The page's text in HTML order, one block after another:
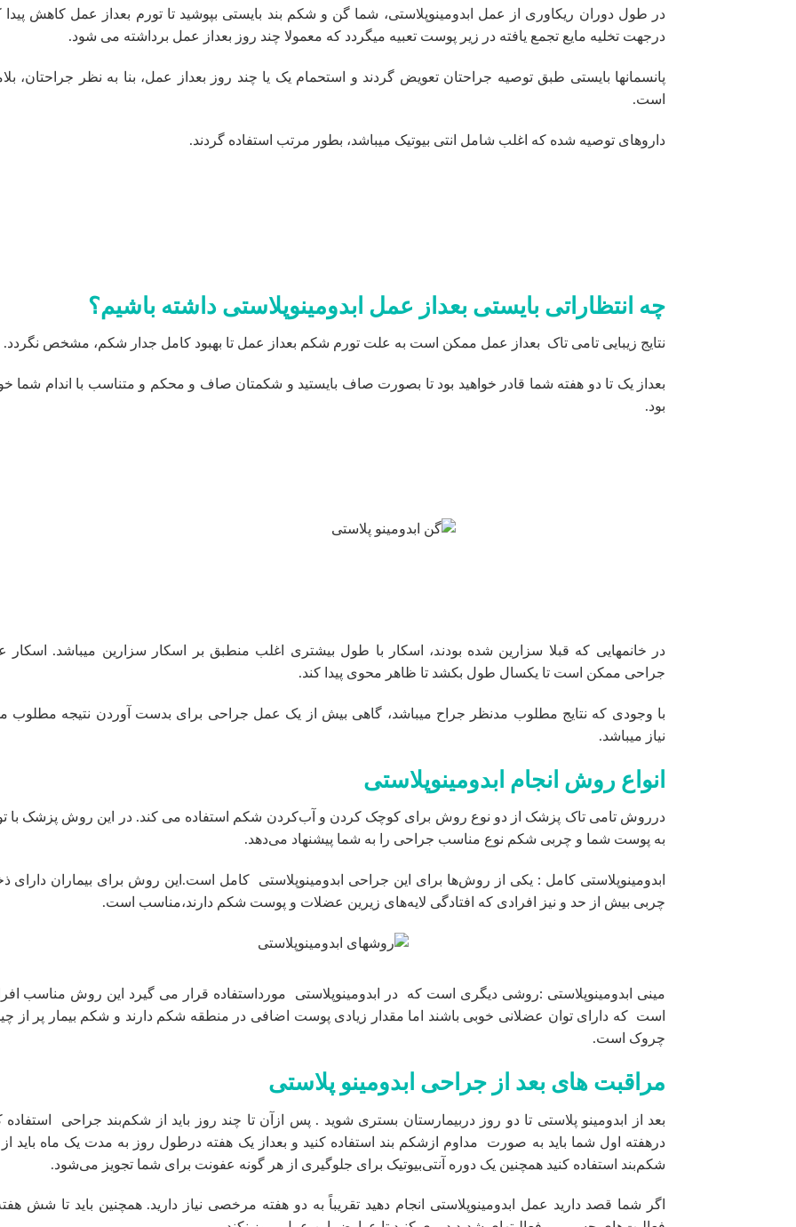
در طول دوران ریکاوری از عمل ابدومینوپلاستی، شما گن و شکم بند بایستی بپوشید تا تورم بعداز عمل کاهش پیدا
درجهت تخلیه مایع تجمع یافته در زیر پوست تعبیه میگردد که معمولا چند روز بعداز عمل برداشته می شود.
پانسمانها بایستی طبق توصیه جراحتان تعویض گردند و استحمام یک یا چند روز بعداز عمل، بنا به نظر جراحتان،
است.
داروهای توصیه شده که اغلب شامل انتی بیوتیک میباشد، بطور مرتب استفاده گردند.
چه انتظاراتی بایستی بعداز عمل ابدومینوپلاستی داشته باشیم؟
نتایج زیبایی تامی تاک بعداز عمل ممکن است به علت تورم شکم بعداز عمل تا بهبود کامل جدار شکم، مشخص نگردد.
بعداز یک تا دو هفته شما قادر خواهید بود تا بصورت صاف بایستید و شکمتان صاف و محکم و متناسب با اندام شما
بود.
در خانمهایی که قبلا سزارین شده بودند، اسکار با طول بیشتری اغلب منطبق بر اسکار سزارین میباشد. اسکار
جراحی ممکن است تا یکسال طول بکشد تا ظاهر محوی پیدا کند.
با وجودی که نتایج مطلوب مدنظر جراح میباشد، گاهی بیش از یک عمل جراحی برای بدست آوردن نتیجه مطلوب
نیاز میباشد.
انواع روش انجام ابدومینوپلاستی
درروش تامی تاک پزشک از دو نوع روش برای کوچک کردن و آب‌کردن شکم استفاده می کند. در این روش پزشک با
به پوست شما و چربی شکم نوع مناسب جراحی را به شما پیشنهاد می‌دهد.
ابدومینوپلاستی کامل : یکی از روش‌ها برای این جراحی ابدومینوپلاستی کامل است.این روش برای بیماران دارای
چربی بیش‌ از حد و نیز افرادی که افتادگی لایه‌های زیرین عضلات و پوست شکم دارند،مناسب است.
مینی ابدومینوپلاستی :روشی دیگری است که در ابدومینوپلاستی مورداستفاده قرار می گیرد این روش مناسب
است که دارای توان عضلانی خوبی باشند اما مقدار زیادی پوست اضافی در منطقه شکم دارند و شکم بیمار پر از
چروک است.
مراقبت های بعد از جراحی ابدومینو پلاستی
بعد از ابدومینو پلاستی تا دو روز دربیمارستان بستری شوید . پس‌ ازآن تا چند روز باید از شکم‌بند جراحی استفاده
درهفته اول شما باید به‌ صورت مداوم ازشکم بند استفاده کنید و بعداز یک هفته درطول روز به مدت یک ماه باید از
شکم‌بند استفاده کنید همچنین یک دوره آنتی‌بیوتیک برای جلوگیری از هر گونه عفونت برای شما تجویز می‌شود.
اگر شما قصد دارید عمل ابدومینوپلاستی انجام دهید تقریباً به دو هفته مرخصی نیاز دارید. همچنین باید تا شش